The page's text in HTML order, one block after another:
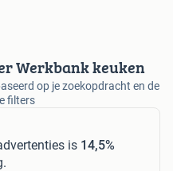
Werkbank keuken
op je zoekopdracht en de
filters
is 14,5%